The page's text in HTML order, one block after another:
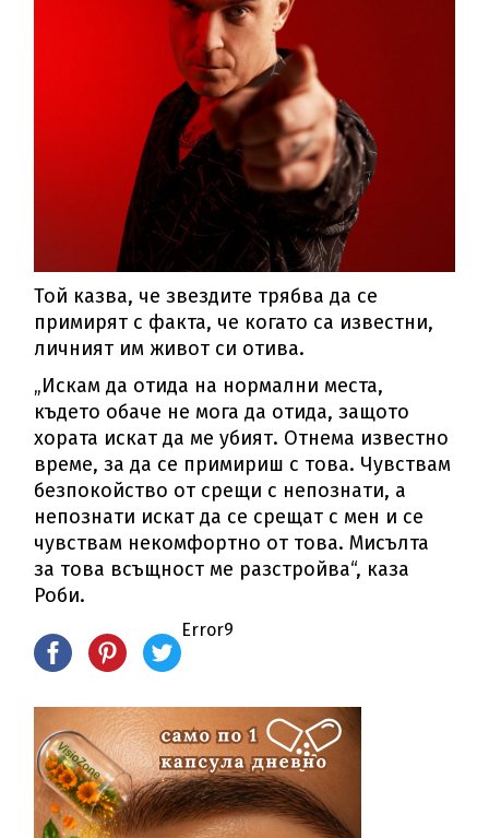
Той казва, че звездите трябва да се
примирят с факта, че когато са известни,
личният им живот си отива.
„Искам да отида на нормални места,
където обаче не мога да отида, защото
хората искат да ме убият. Отнема известно
време, за да се примириш с това. Чувствам
безпокойство от срещи с непознати, а
непознати искат да се срещат с мен и се
чувствам некомфортно от това. Мисълта
за това всъщност ме разстройва“, каза
Роби.
Error9